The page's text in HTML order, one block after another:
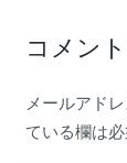
コメン
メールアド
ている欄は